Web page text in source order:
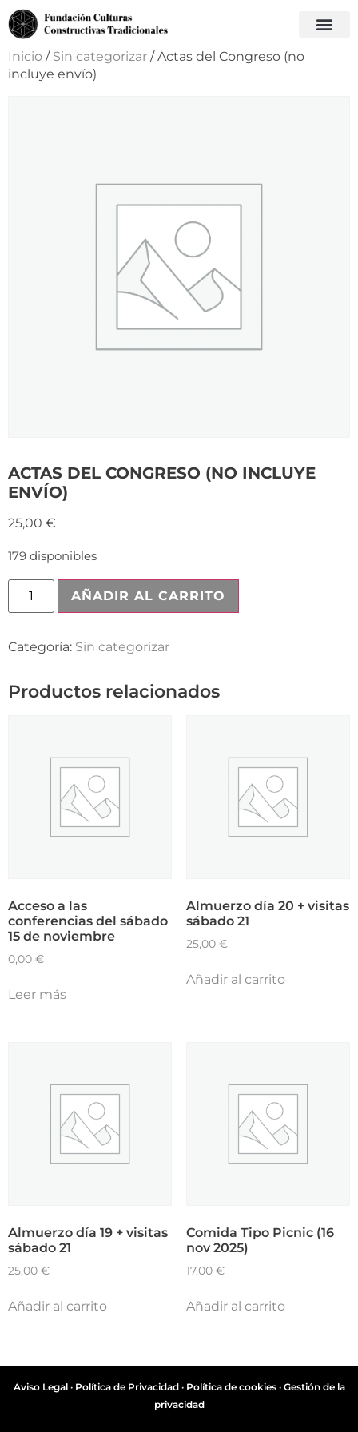
Inicio / Sin categorizar / Actas del Congreso (no
incluye envío)
ACTAS DEL CONGRESO (NO INCLUYE
ENVÍO)
25,00 €
179 disponibles
AÑADIR AL CARRITO
Categoría: Sin categorizar
Productos relacionados
Acceso a las
conferencias del sábado
15 de noviembre
0,00 €
Leer más
Almuerzo día 20 + visitas
sábado 21
25,00 €
Añadir al carrito
Almuerzo día 19 + visitas
sábado 21
25,00 €
Añadir al carrito
Comida Tipo Picnic (16
nov 2025)
17,00 €
Añadir al carrito
Aviso Legal· Política de Privacidad· Política de cookies· Gestión de la
privacidad